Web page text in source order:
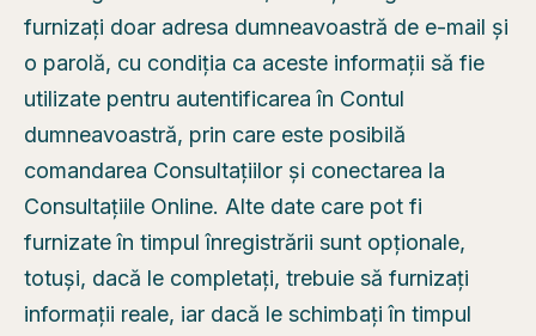
furnizați doar adresa dumneavoastră de e-mail și
o parolă, cu condiția ca aceste informații să fie
utilizate pentru autentificarea în Contul
dumneavoastră, prin care este posibilă
comandarea Consultațiilor și conectarea la
Consultațiile Online. Alte date care pot fi
furnizate în timpul înregistrării sunt opționale,
totuși, dacă le completați, trebuie să furnizați
informații reale, iar dacă le schimbați în timpul